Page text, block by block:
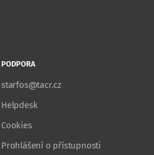
PODPORA
starfos@tacr.cz
Helpdesk
Cookies
Prohlášení o přístupnosti